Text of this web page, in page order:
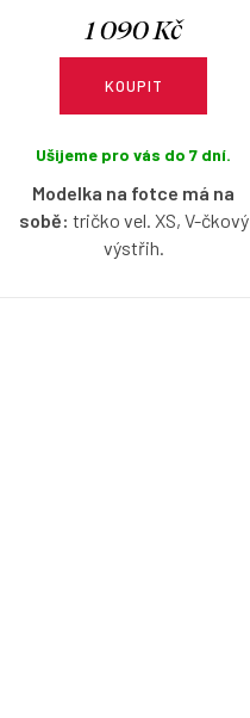
1 090 Kč
KOUPIT
Ušijeme pro vás do 7 dní.
Modelka na fotce má na
sobě: tričko vel. XS, V-čkový
výstřih.